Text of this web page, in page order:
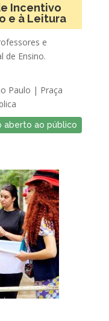
Incentivo
e à Leitura
e
de Ensino.
Paulo | Praça
aberto ao público